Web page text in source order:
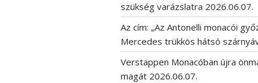
szükség varázslatra 2026.06.07.
Az cím: „Az Antonelli monacói
Mercedes trükkös hátsó
Verstappen Monacóban újra
magát 2026.06.07.